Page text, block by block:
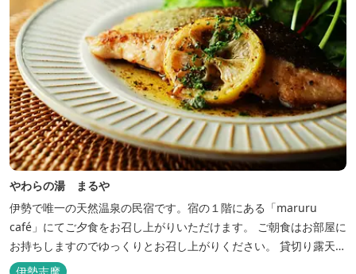
やわらの湯 まるや
伊勢で唯一の天然温泉の民宿です。宿の１階にある「maruru
café」にてご夕食をお召し上がりいただけます。 ご朝食はお部屋に
お持ちしますのでゆっくりとお召し上がりください。 貸切り露天風
呂完備、駅近、夫婦岩まで徒歩15分です。